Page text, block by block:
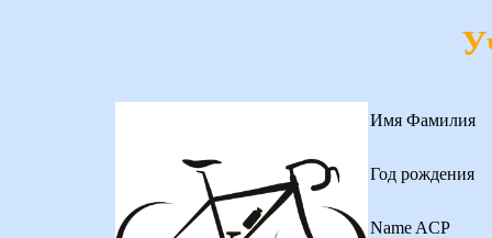
Имя Фамилия
Год рождения
Name ACP